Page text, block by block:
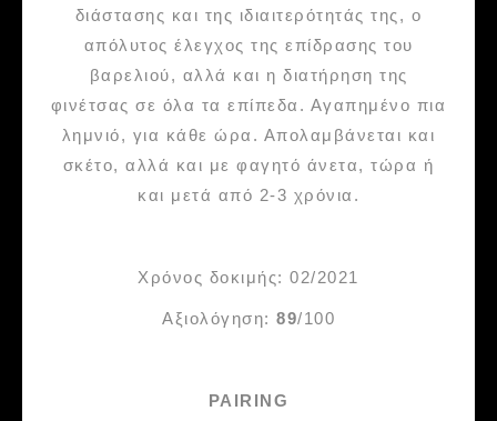
διάστασης και της ιδιαιτερότητάς της, o
απόλυτος έλεγχος της επίδρασης του
βαρελιού, αλλά και η διατήρηση της
φινέτσας σε όλα τα επίπεδα. Αγαπημένο πια
λημνιό, για κάθε ώρα. Απολαμβάνεται και
σκέτο, αλλά και με φαγητό άνετα, τώρα ή
και μετά από 2-3 χρόνια.
Χρόνος δοκιμής: 02/2021
Αξιολόγηση: 89/100
PAIRING